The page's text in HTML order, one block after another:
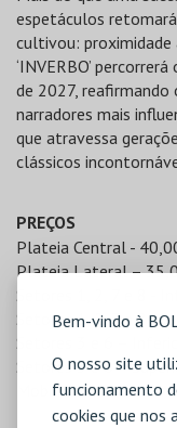
Bem-vindo à
O nosso site
funcionamento
cookies que nos
espetáculos
cultivou:
‘INVERBO’
de 2027, reafirmando
narradores mais
que atravessa
clássicos
PREÇOS
Plateia Central -
Plateia Lateral –
Setores 1, 2, 7 e 8 -
Setores 1, 2, 7 e 8 -
Setores 3 e 6 –
Setores 3 e 6 –
Mobilidade Reduzida